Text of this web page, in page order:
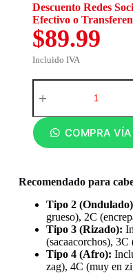
Descuento Redes
Efectivo o
$89.99
Incluido IVA
COMPRA
Recomendado para
Tipo 2
grueso), 2C
Tipo 3 (Rizado):
(sacaacorchos),
Tipo 4 (Afro):
zag), 4C (muy en